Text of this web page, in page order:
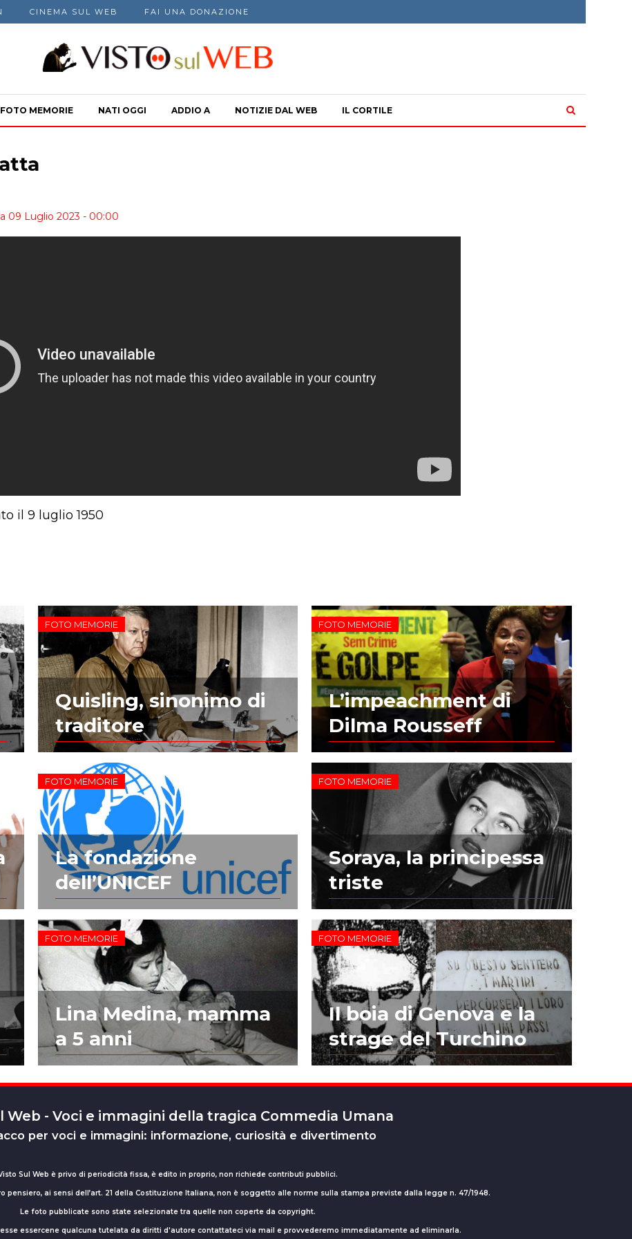
CINEMA SUL WEB FAI UNA DONAZIONE
FOTO MEMORIE NATI OGGI ADDIO A NOTIZIE DAL WEB IL CORTILE
09 Luglio 2023 - 00:00
il 9 luglio 1950
FOTO MEMORIE
Quisling, sinonimo di
traditore
FOTO MEMORIE
L’impeachment di
Dilma Rousseff
FOTO MEMORIE
La fondazione
dell’UNICEF
FOTO MEMORIE
Soraya, la principessa
triste
FOTO MEMORIE
Lina Medina, mamma
a 5 anni
FOTO MEMORIE
Il boia di Genova e la
strage del Turchino
Web - Voci e immagini della tragica Commedia Umana
per voci e immagini: informazione, curiosità e divertimento
Sul Web è privo di periodicità fissa, è edito in proprio, non richiede contributi pubblici.
pensiero, ai sensi dell’art. 21 della Costituzione Italiana, non è soggetto alle norme sulla stampa previste dalla legge n. 47/1948.
Le foto pubblicate sono state selezionate tra quelle non coperte da copyright.
essercene qualcuna tutelata da diritti d'autore contattateci via mail e provvederemo immediatamente ad eliminarla.